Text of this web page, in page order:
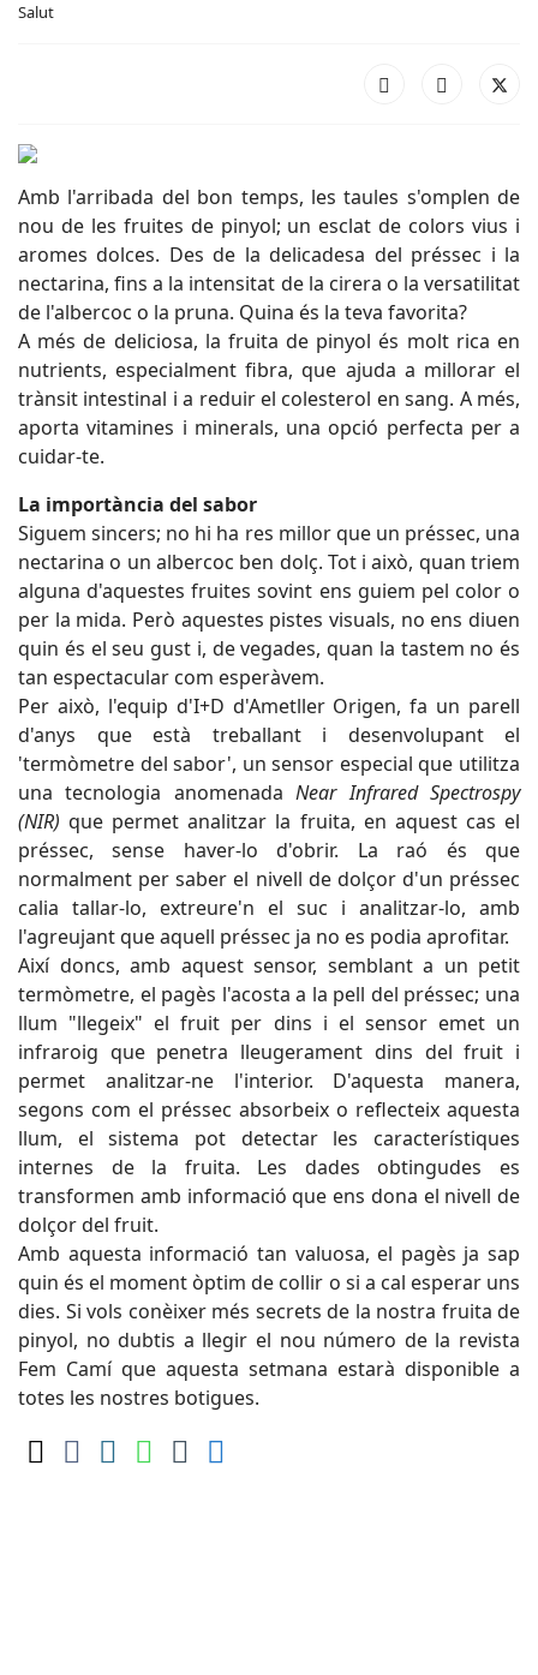
Salut
Amb l'arribada del bon temps, les taules s'omplen de
nou de les fruites de pinyol; un esclat de colors vius i
aromes dolces. Des de la delicadesa del préssec i la
nectarina, fins a la intensitat de la cirera o la versatilitat
de l'albercoc o la pruna. Quina és la teva favorita?
A més de deliciosa, la fruita de pinyol és molt rica en
nutrients, especialment fibra, que ajuda a millorar el
trànsit intestinal i a reduir el colesterol en sang. A més,
aporta vitamines i minerals, una opció perfecta per a
cuidar-te.
La importància del sabor
Siguem sincers; no hi ha res millor que un préssec, una
nectarina o un albercoc ben dolç. Tot i això, quan triem
alguna d'aquestes fruites sovint ens guiem pel color o
per la mida. Però aquestes pistes visuals, no ens diuen
quin és el seu gust i, de vegades, quan la tastem no és
tan espectacular com esperàvem.
Per això, l'equip d'I+D d'Ametller Origen, fa un parell
d'anys que està treballant i desenvolupant el
'termòmetre del sabor', un sensor especial que utilitza
una tecnologia anomenadaNear Infrared Spectrospy
(NIR) que permet analitzar la fruita, en aquest cas el
préssec, sense haver-lo d'obrir. La raó és que
normalment per saber el nivell de dolçor d'un préssec
calia tallar-lo, extreure'n el suc i analitzar-lo, amb
l'agreujant que aquell préssec ja no es podia aprofitar.
Així doncs, amb aquest sensor, semblant a un petit
termòmetre, el pagès l'acosta a la pell del préssec; una
llum "llegeix" el fruit per dins i el sensor emet un
infraroig que penetra lleugerament dins del fruit i
permet analitzar-ne l'interior. D'aquesta manera,
segons com el préssec absorbeix o reflecteix aquesta
llum, el sistema pot detectar les característiques
internes de la fruita. Les dades obtingudes es
transformen amb informació que ens dona el nivell de
dolçor del fruit.
Amb aquesta informació tan valuosa, el pagès ja sap
quin és el moment òptim de collir o si a cal esperar uns
dies. Si vols conèixer més secrets de la nostra fruita de
pinyol, no dubtis a llegir el nou número de la revista
Fem Camí que aquesta setmana estarà disponible a
totes les nostres botigues.